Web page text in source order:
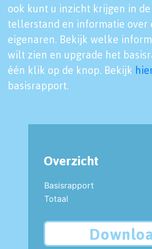
ook kunt u inzicht krijgen in
tellerstand en informatie over
eigenaren. Bekijk welke
wilt zien en upgrade het
één klik op de knop. Bekijk
basisrapport.
Overzicht
Basisrapport
Totaal